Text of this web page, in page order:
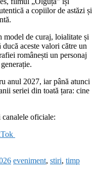
a copiilor de astăzi și
model de curaj, loialitate și
aceste valori către un
românești un personaj
anul 2027, iar până atunci
seriei din toată țara: cine
oficiale:
eveniment, stiri, timp